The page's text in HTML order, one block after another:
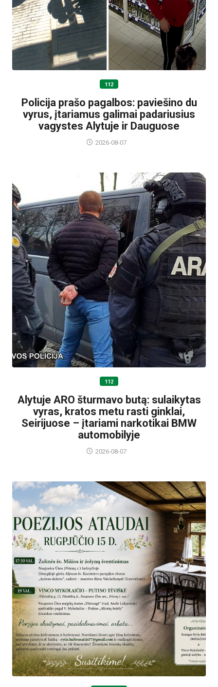
112
Policija prašo pagalbos: paviešino du
vyrus, įtariamus galimai padariusius
vagystes Alytuje ir Dauguose
2026-08-07
112
Alytuje ARO šturmavo butą: sulaikytas
vyras, kratos metu rasti ginklai,
Seirijuose – įtariami narkotikai BMW
automobilyje
2026-08-07